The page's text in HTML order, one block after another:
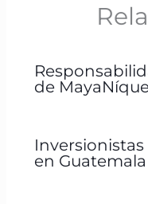
de
en Guatemala